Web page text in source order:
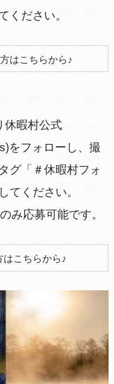
ください。
はこちらから♪
休暇村公式
をフォローし、撮
グ「＃休暇村フォ
てください。
み応募可能です。
はこちらから♪